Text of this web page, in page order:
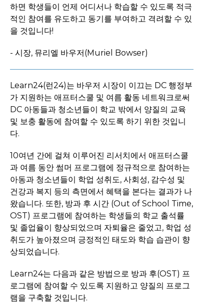
하면 학생들이 언제 어디서나 학습할 수 있도록 적극
적인 참여를 유도하고 동기를 부여하고 격려할 수 있
을 것입니다!
- 시장, 뮤리엘 바우저(Muriel Bowser)
Learn24(런24)는 바우저 시장이 이끄는 DC 행정부
가 지원하는 애프터스쿨 및 여름 활동 네트워크로써
DC 아동들과 청소년들이 학교 밖에서 양질의 교육
및 보충 활동에 참여할 수 있도록 하기 위한 것입니
다.
10여년 간에 걸쳐 이루어진 리서치에서 애프터스쿨
과 여름 동안 썸머 프로그램에 정규적으로 참여하는
아동과 청소년들이 학업 성취도, 사회성, 감수성 및
건강과 복지 등의 측면에서 혜택을 본다는 결과가 나
왔습니다. 또한, 방과 후 시간 (Out of School Time,
OST) 프로그램에 참여하는 학생들의 학교 출석률
및 졸업율이 향상되었으며 자퇴율은 줄었고, 학업 성
취도가 높아졌으며 긍정적인 태도와 학습 습관이 향
상되었습니다.
Learn24는 다음과 같은 방법으로 방과 후(OST) 프
로그램에 참여할 수 있도록 지원하고 양질의 프로그
램을 구축할 것입니다.